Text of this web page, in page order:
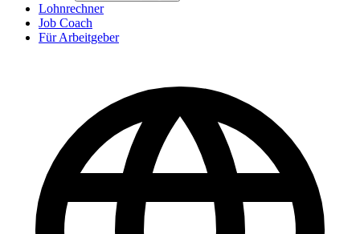
Lohnrechner
Job Coach
Für Arbeitgeber